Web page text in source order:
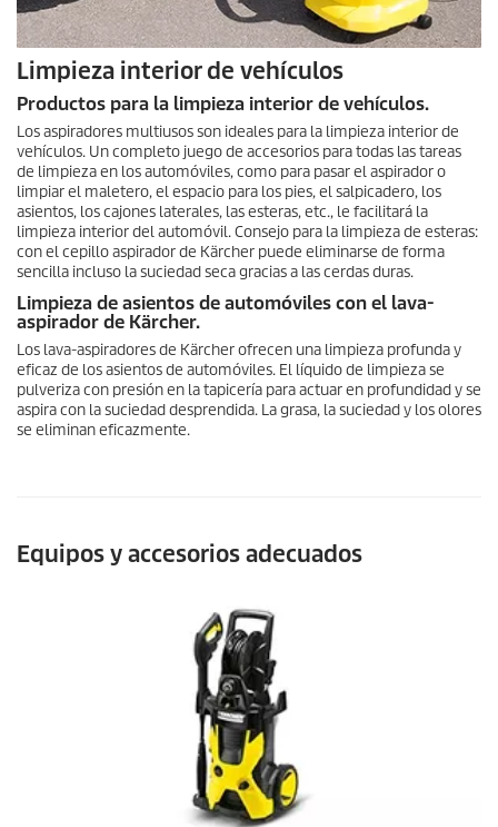
Limpieza interior de vehículos
Productos para la limpieza interior de vehículos.
Los aspiradores multiusos son ideales para la limpieza interior de
vehículos. Un completo juego de accesorios para todas las tareas
de limpieza en los automóviles, como para pasar el aspirador o
limpiar el maletero, el espacio para los pies, el salpicadero, los
asientos, los cajones laterales, las esteras, etc., le facilitará la
limpieza interior del automóvil. Consejo para la limpieza de esteras:
con el cepillo aspirador de Kärcher puede eliminarse de forma
sencilla incluso la suciedad seca gracias a las cerdas duras.
Limpieza de asientos de automóviles con el lava-
aspirador de Kärcher.
Los lava-aspiradores de Kärcher ofrecen una limpieza profunda y
eficaz de los asientos de automóviles. El líquido de limpieza se
pulveriza con presión en la tapicería para actuar en profundidad y se
aspira con la suciedad desprendida. La grasa, la suciedad y los olores
se eliminan eficazmente.
Equipos y accesorios adecuados